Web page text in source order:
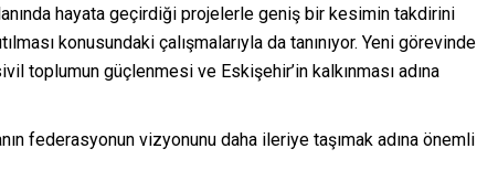
hayata geçirdiği projelerle geniş bir kesimin takdirini
konusundaki çalışmalarıyla da tanınıyor. Yeni görevinde
toplumun güçlenmesi ve Eskişehir’in kalkınması adına
federasyonun vizyonunu daha ileriye taşımak adına önemli